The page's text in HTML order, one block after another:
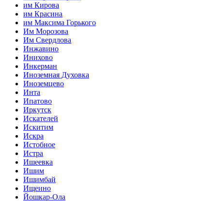
им Кирова
им Красина
им Максима Горького
Им Морозова
Им Свердлова
Инжавино
Инихово
Инкерман
Иноземная Духовка
Иноземцево
Инта
Ипатово
Иркутск
Искателей
Искитим
Искра
Истобное
Истра
Ишеевка
Ишим
Ишимбай
Ищеино
Йошкар-Ола